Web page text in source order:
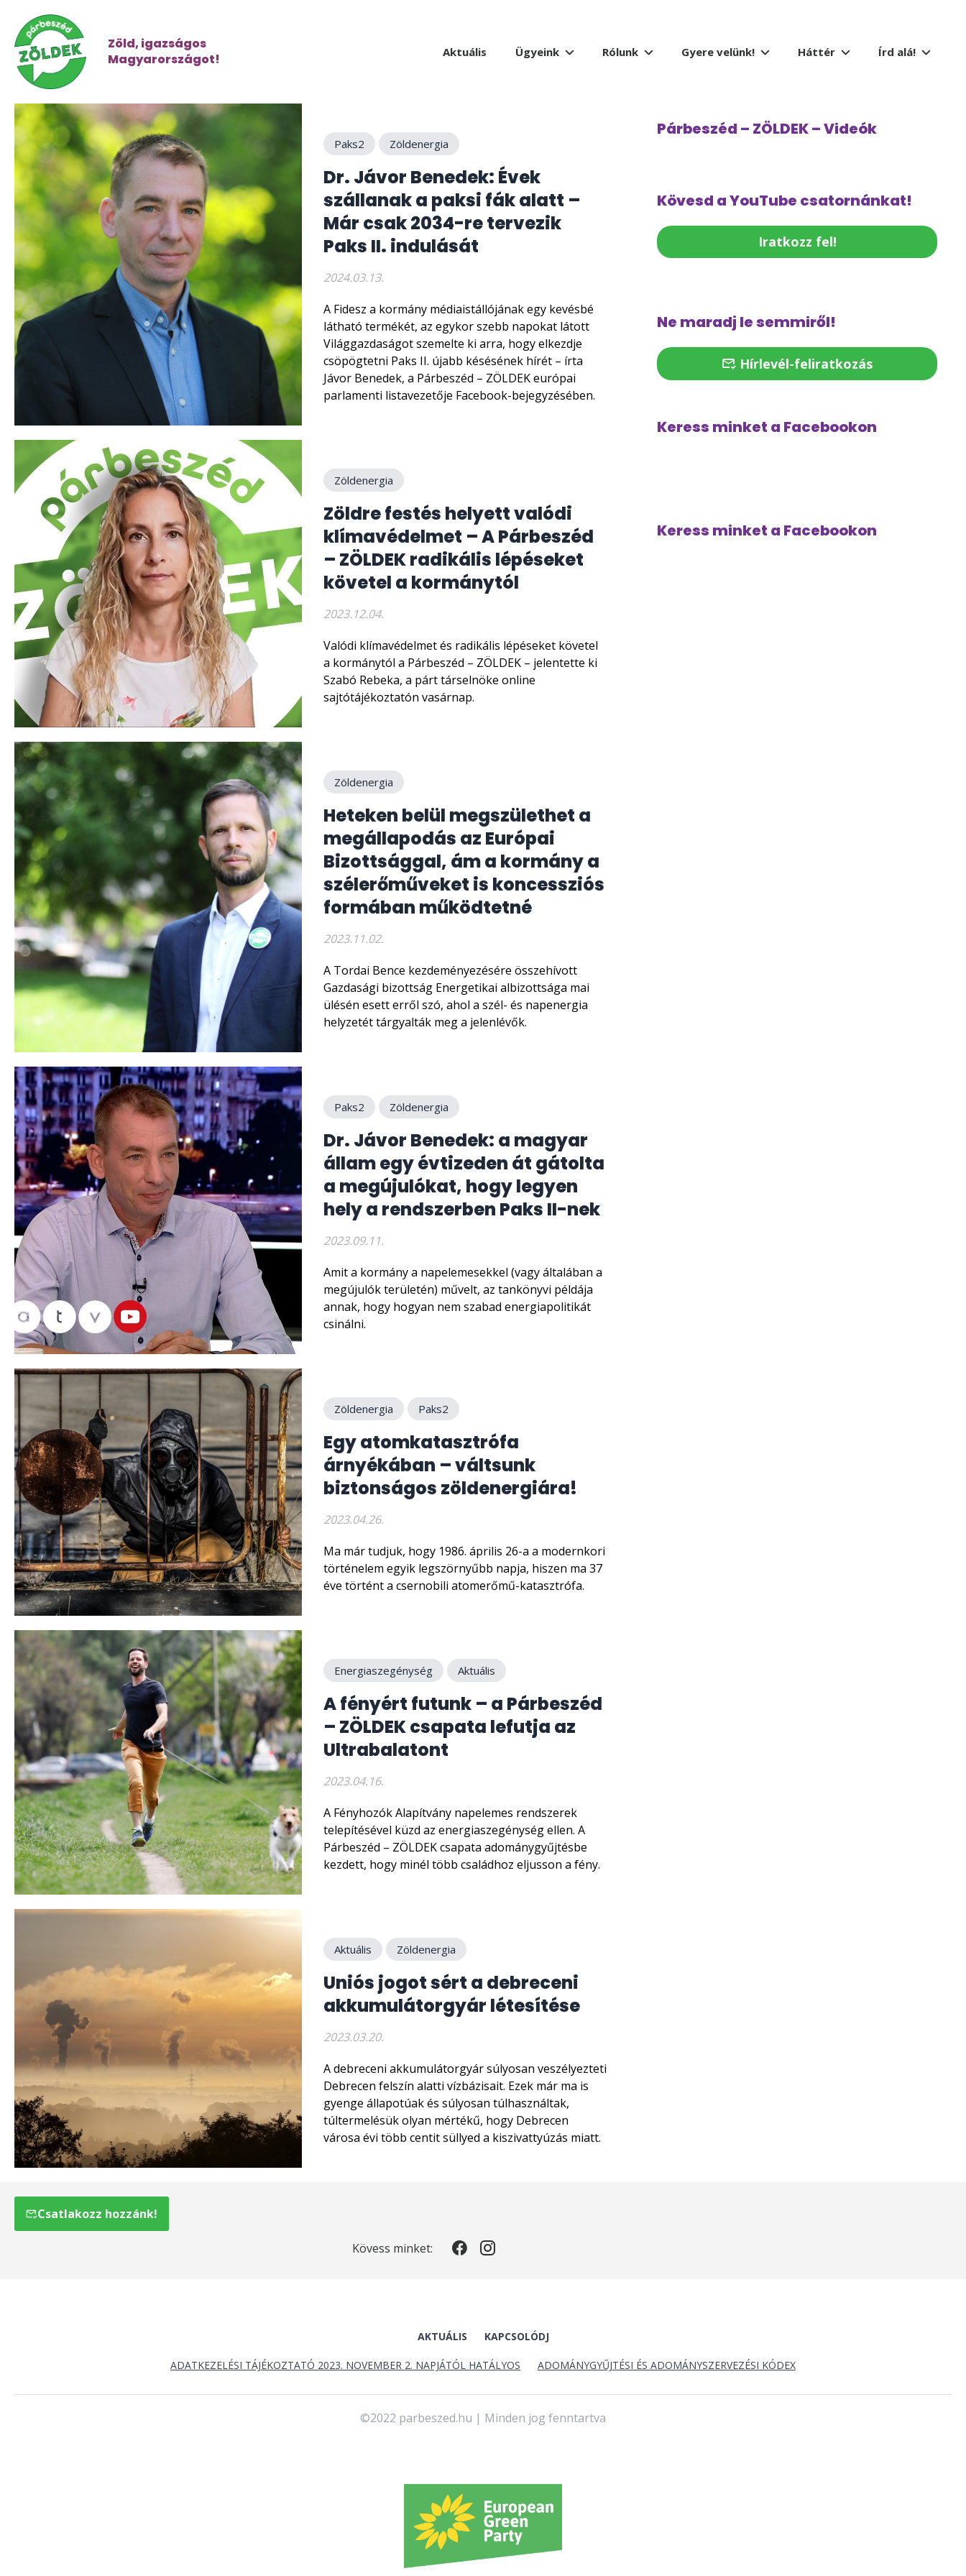
Zöld, igazságos
Magyarországot!
Aktuális Ügyeink Rólunk Gyere velünk! Háttér Írd alá!
Paks2 Zöldenergia
Dr. Jávor Benedek: Évek
szállanak a paksi fák alatt –
Már csak 2034-re tervezik
Paks II. indulását
2024.03.13.
A Fidesz a kormány médiaistállójának egy kevésbé
látható termékét, az egykor szebb napokat látott
Világgazdaságot szemelte ki arra, hogy elkezdje
csöpögtetni Paks II. újabb késésének hírét – írta
Jávor Benedek, a Párbeszéd – ZÖLDEK európai
parlamenti listavezetője Facebook-bejegyzésében.
Zöldenergia
Zöldre festés helyett valódi
klímavédelmet – A Párbeszéd
– ZÖLDEK radikális lépéseket
követel a kormánytól
2023.12.04.
Valódi klímavédelmet és radikális lépéseket követel
a kormánytól a Párbeszéd – ZÖLDEK – jelentette ki
Szabó Rebeka, a párt társelnöke online
sajtótájékoztatón vasárnap.
Zöldenergia
Heteken belül megszülethet a
megállapodás az Európai
Bizottsággal, ám a kormány a
szélerőműveket is koncessziós
formában működtetné
2023.11.02.
A Tordai Bence kezdeményezésére összehívott
Gazdasági bizottság Energetikai albizottsága mai
ülésén esett erről szó, ahol a szél- és napenergia
helyzetét tárgyalták meg a jelenlévők.
Paks2 Zöldenergia
Dr. Jávor Benedek: a magyar
állam egy évtizeden át gátolta
a megújulókat, hogy legyen
hely a rendszerben Paks II-nek
2023.09.11.
Amit a kormány a napelemesekkel (vagy általában a
megújulók területén) művelt, az tankönyvi példája
annak, hogy hogyan nem szabad energiapolitikát
csinálni.
Zöldenergia Paks2
Egy atomkatasztrófa
árnyékában – váltsunk
biztonságos zöldenergiára!
2023.04.26.
Ma már tudjuk, hogy 1986. április 26-a a modernkori
történelem egyik legszörnyűbb napja, hiszen ma 37
éve történt a csernobili atomerőmű-katasztrófa.
Energiaszegénység Aktuális
A fényért futunk – a Párbeszéd
– ZÖLDEK csapata lefutja az
Ultrabalatont
2023.04.16.
A Fényhozók Alapítvány napelemes rendszerek
telepítésével küzd az energiaszegénység ellen. A
Párbeszéd – ZÖLDEK csapata adománygyűjtésbe
kezdett, hogy minél több családhoz eljusson a fény.
Aktuális Zöldenergia
Uniós jogot sért a debreceni
akkumulátorgyár létesítése
2023.03.20.
A debreceni akkumulátorgyár súlyosan veszélyezteti
Debrecen felszín alatti vízbázisait. Ezek már ma is
gyenge állapotúak és súlyosan túlhasználtak,
túltermelésük olyan mértékű, hogy Debrecen
városa évi több centit süllyed a kiszivattyúzás miatt.
Párbeszéd – ZÖLDEK – Videók
Kövesd a YouTube csatornánkat!
Iratkozz fel!
Ne maradj le semmiről!
Hírlevél-feliratkozás
Keress minket a Facebookon
Keress minket a Facebookon
Csatlakozz hozzánk!
Kövess minket:
AKTUÁLIS KAPCSOLÓDJ
ADATKEZELÉSI TÁJÉKOZTATÓ 2023. NOVEMBER 2. NAPJÁTÓL HATÁLYOS ADOMÁNYGYŰJTÉSI ÉS ADOMÁNYSZERVEZÉSI KÓDEX
©2022 parbeszed.hu | Minden jog fenntartva